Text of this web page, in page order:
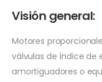
Visión general:
Motores
válvulas de índice de
amortiguadores o